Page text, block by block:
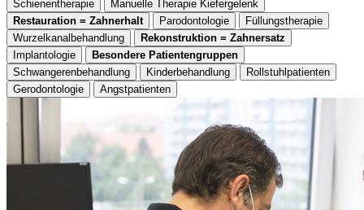
Schienentherapie
Manuelle Therapie Kiefergelenk
Restauration = Zahnerhalt
Parodontologie
Füllungstherapie
Wurzelkanalbehandlung
Rekonstruktion = Zahnersatz
Implantologie
Besondere Patientengruppen
Schwangerenbehandlung
Kinderbehandlung
Rollstuhlpatienten
Gerodontologie
Angstpatienten